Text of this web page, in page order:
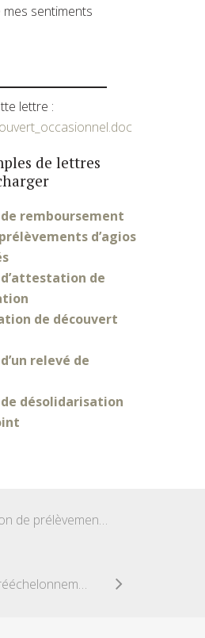
mes sentiments
lettre :
de lettres
remboursement
d’agios
de
de découvert
relevé de
désolidarisation
Contestation de prélèvement de frais bancaires
Demande de rééchelonnement d’un crédit